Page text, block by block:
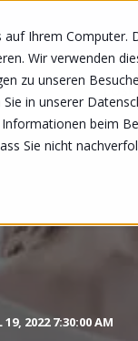
auf Ihrem
Wir verwenden
zu unseren
in unserer
beim
Sie nicht
19, 2022 7:30:00 AM